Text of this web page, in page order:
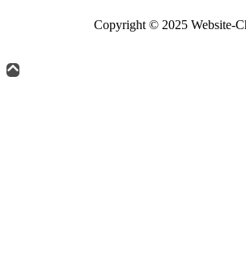
Copyright © 2025 Website-